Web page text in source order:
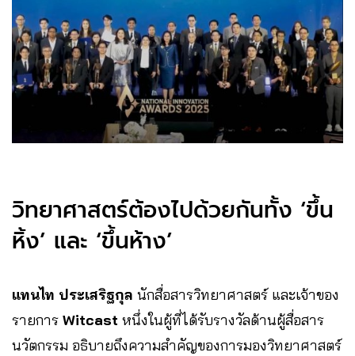
วิทยาศาสตร์ต้องไปด้วยกันทั้ง ‘ขึ้น
หิ้ง’ และ ‘ขึ้นห้าง’
แทนไท ประเสริฐกุล นักสื่อสารวิทยาศาสตร์ และเจ้าของ
รายการ Witcast หนึ่งในผู้ที่ได้รับรางวัลด้านผู้สื่อสาร
นวัตกรรม อธิบายถึงความสำคัญของการมองวิทยาศาสตร์